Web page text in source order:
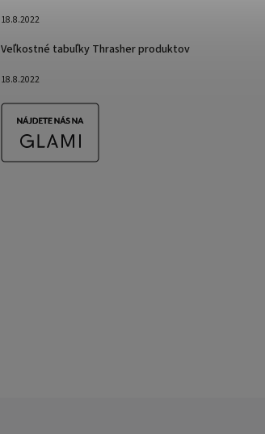
18.8.2022
Veľkostné tabuľky Thrasher produktov
18.8.2022